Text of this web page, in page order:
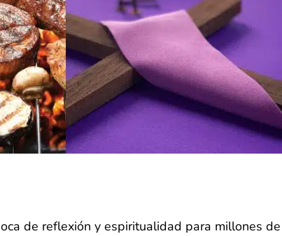
de reflexión y espiritualidad para millones de